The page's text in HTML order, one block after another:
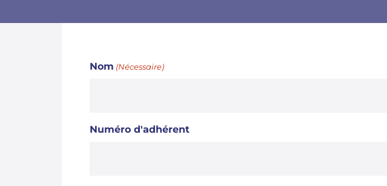
Nom (Nécessaire)
Numéro d'adhérent